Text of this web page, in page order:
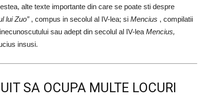
alte texte importante din care se poate sti despre
lui Zuo”, compus in secolul al IV-lea; si Mencius , compilatii
sau adept din secolul al IV-lea Mencius,
insusi.
SA OCUPA MULTE LOCURI